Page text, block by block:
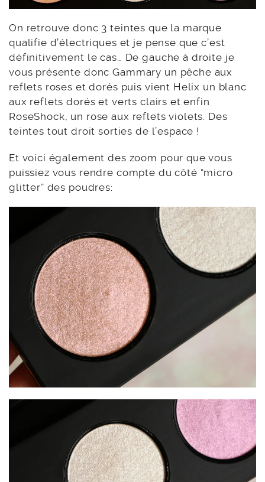
On retrouve donc 3 teintes que la marque
qualifie d’électriques et je pense que c’est
définitivement le cas… De gauche à droite je
vous présente donc Gammary un pêche aux
reflets roses et dorés puis vient Helix un blanc
aux reflets dorés et verts clairs et enfin
RoseShock, un rose aux reflets violets. Des
teintes tout droit sorties de l’espace !
Et voici également des zoom pour que vous
puissiez vous rendre compte du côté “micro
glitter” des poudres: